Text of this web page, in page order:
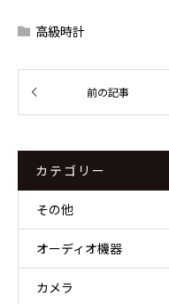
高級時計
カテゴリー
その他
オーディオ機器
カメラ